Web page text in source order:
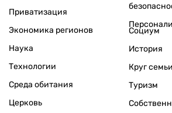
Приватизация
Экономика регионов
Наука
Технологии
Среда обитания
Церковь
Социум
История
Круг семьи
Туризм